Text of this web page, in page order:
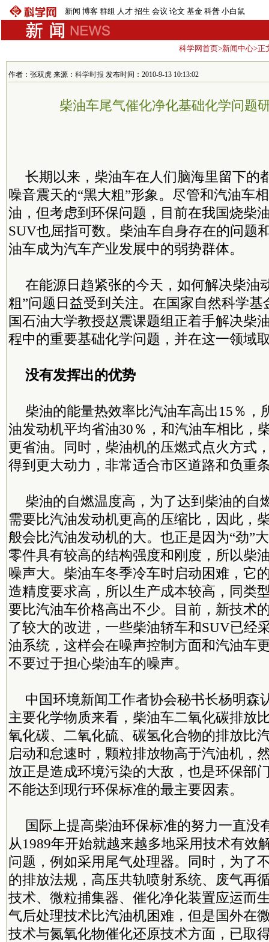
新闻 博客 群组 人才 招生 会议 论文 基金 科普 小白鼠
科学网首页>新闻中心>正
作者：张双虎 来源： 科学时报 发布时间：2010-9-13 10:13:02
柴油车尾气催化净化基础化学问题
长期以来，柴油车在人们脑海里留下的
噪音震天的“黑大粗”形象。尽管和汽油车
油，但考虑到环保问题，目前在我国烧柴
SUV也屈指可数。柴油车自身存在的问题
油车成为汽车产业发展中的弱势群体。
在能源日趋紧张的今天，如何解决柴油
粗”问题日益受到关注。在国家自然科学
国石油大学教授赵震课题组正着手解决柴
程中的重要基础化学问题，并在这一领域
没有发挥出的优势
柴油的能量热效率比汽油车高出15％，
油发动机平均省油30％，和汽油车相比，
更省油。同时，柴油机的压燃式点火方式
得到更大动力，非常适合市区道路和负重
柴油的自燃温度高，为了达到柴油的自
需要比汽油发动机更高的压缩比，因此，
般会比汽油发动机的大。也正是因为“劲”
零件具有较高的结构强度和刚度，所以柴
噪声大。柴油车冬季冷车时启动困难，它
造精度要求高，所以生产成本较高，同类
要比汽油车价格高出不少。目前，新技术
了较大的改进，一些柴油轿车和SUV已经
油系统，这样会在噪声控制方面和汽油车
不要过于担心柴油车的噪声。
中国环境新闻工作者协会秘书长杨明森
主要化学物质来看，柴油车二氧化碳排放
氧化碳、二氧化硫、碳氢化合物的排放比
启动和怠速时，颗粒排放物高于汽油机，
放正是造成环境污染的大敌，也是环保部
不能达到现行环保标准的最主要因素。
国际上提高柴油环保标准的努力一直没
从1989年开始就越来越多地采用技术有效
问题，例如采用尾气处理器。同时，为了
的排放法规，高压共轨喷射系统、废气再
技术、微粒捕集器、催化净化装置应运而
气后处理技术比汽油机困难，但是国外在
技术与氮氧化物催化还原技术方面，已取